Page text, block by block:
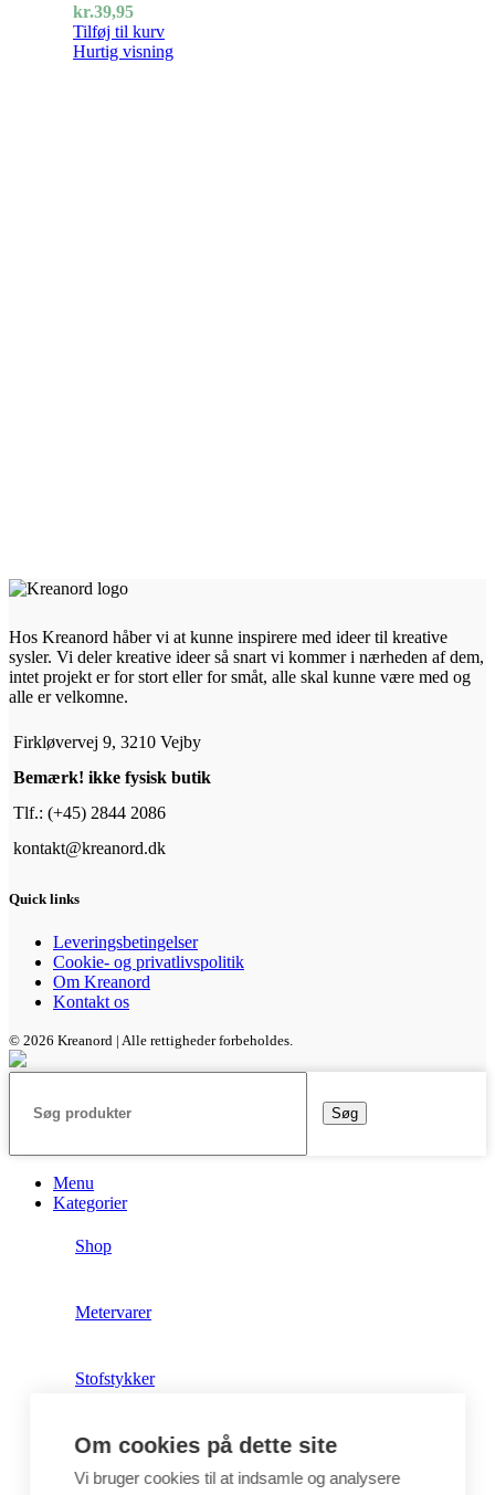
kr.39,95
Tilføj til kurv
Hurtig visning
Hos Kreanord håber vi at kunne inspirere med ideer til kreative
sysler. Vi deler kreative ideer så snart vi kommer i nærheden af dem,
intet projekt er for stort eller for småt, alle skal kunne være med og
alle er velkomne.
Firkløvervej 9, 3210 Vejby
Bemærk! ikke fysisk butik
Tlf.: (+45) 2844 2086
kontakt@kreanord.dk
Quick links
Leveringsbetingelser
Cookie- og privatlivspolitik
Om Kreanord
Kontakt os
© 2026 Kreanord | Alle rettigheder forbeholdes.
Søg
Menu
Kategorier
Shop
Metervarer
Stofstykker
Puder
Om cookies på dette site
Vi bruger cookies til at indsamle og analysere